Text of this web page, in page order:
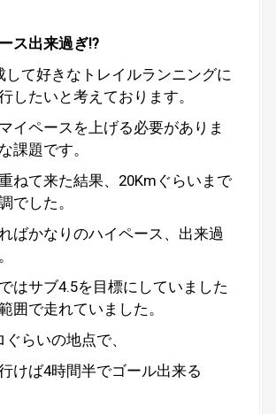
ス出来過ぎ⁉︎
して好きなトレイルランニングに
したいと考えております。
イペースを上げる必要がありま
課題です。
ねて来た結果、20Kmぐらいまで
でした。
ばかなりのハイペース、出来過
はサブ4.5を目標にしていました
囲で走れていました。
らいの地点で、
けば4時間半でゴール出来る